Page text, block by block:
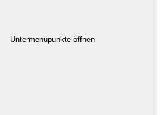
Untermenüpunkte öffnen